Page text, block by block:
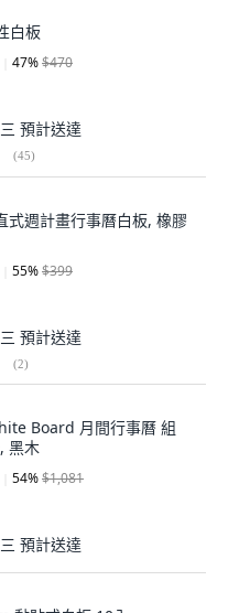
白板
47%$470
預計送達
(45)
式週計畫行事曆白板, 橡膠
55%$399
預計送達
(2)
Board 月間行事曆 組
黑木
54%$1,081
預計送達